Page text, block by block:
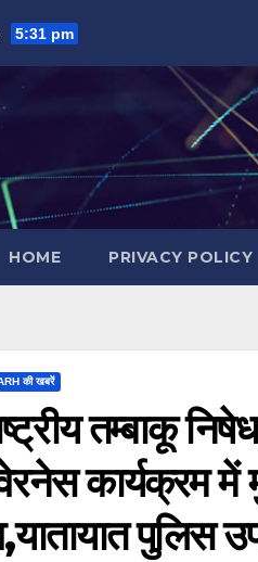
5:31 pm
HOME PRIVACY POLICY
की खबरें
तम्बाकू
कार्यक्रम में
पुलिस